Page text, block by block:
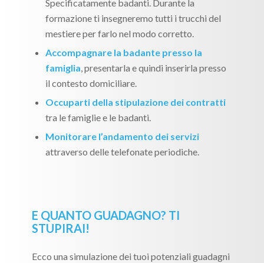
Specificatamente badanti. Durante la
formazione ti insegneremo tutti i trucchi del
mestiere per farlo nel modo corretto.
Accompagnare la badante presso la
famiglia, presentarla e quindi inserirla presso
il contesto domiciliare.
Occuparti della stipulazione dei contratti
tra le famiglie e le badanti.
Monitorare l’andamento dei servizi
attraverso delle telefonate periodiche.
E QUANTO GUADAGNO? TI
STUPIRAI!
Ecco una simulazione dei tuoi potenziali guadagni